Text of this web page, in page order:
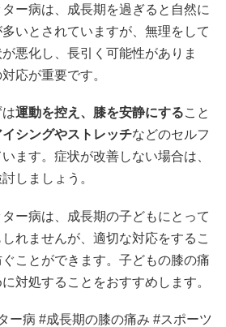
ー病は、成長期を過ぎると自然に
いとされていますが、無理をして
悪化し、長引く可能性がありま
応が重要です。​
運動を控え、膝を安静にすること
イシングやストレッチなどのセルフ
ます。​症状が改善しない場合は、
しましょう。​
ー病は、成長期の子どもにとって
れませんが、適切な対応をするこ
ことができます。​子どもの膝の痛
対処することをおすすめします。​
ー病 #成長期の膝の痛み #スポーツ